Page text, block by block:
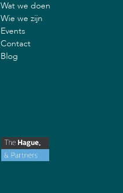
Wat we doen
Wie we zijn
Events
Contact
Blog